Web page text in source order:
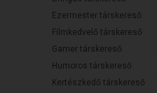
Ezermester társkereső
Filmkedvelő társkereső
Gamer társkereső
Humoros társkereső
Kertészkedő társkereső